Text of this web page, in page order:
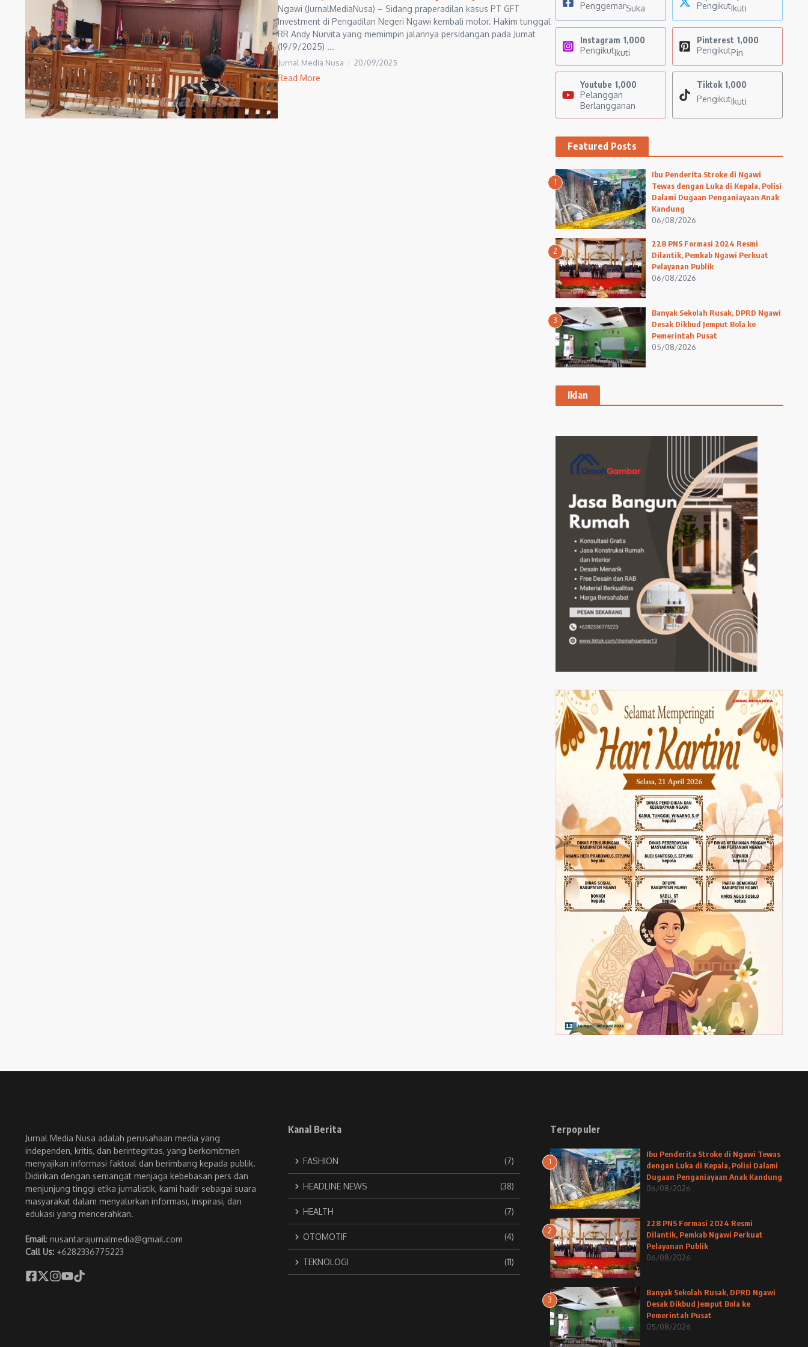
Ngawi (JurnalMediaNusa) – Sidang praperadilan kasus PT GFT
Investment di Pengadilan Negeri Ngawi kembali molor. Hakim tunggal
RR Andy Nurvita yang memimpin jalannya persidangan pada Jumat
(19/9/2025) ...
Jurnal Media Nusa 20/09/2025
Read More
PenggemarSuka
PengikutIkuti
Instagram 1,000
PengikutIkuti
Pinterest 1,000
PengikutPin
Youtube 1,000
Pelanggan
Berlangganan
Tiktok 1,000
PengikutIkuti
Featured Posts
1
Ibu Penderita Stroke di Ngawi
Tewas dengan Luka di Kepala, Polisi
Dalami Dugaan Penganiayaan Anak
Kandung
06/08/2026
2
228 PNS Formasi 2024 Resmi
Dilantik, Pemkab Ngawi Perkuat
Pelayanan Publik
06/08/2026
3
Banyak Sekolah Rusak, DPRD Ngawi
Desak Dikbud Jemput Bola ke
Pemerintah Pusat
05/08/2026
Iklan
Jurnal Media Nusa adalah perusahaan media yang
independen, kritis, dan berintegritas, yang berkomitmen
menyajikan informasi faktual dan berimbang kepada publik.
Didirikan dengan semangat menjaga kebebasan pers dan
menjunjung tinggi etika jurnalistik, kami hadir sebagai suara
masyarakat dalam menyalurkan informasi, inspirasi, dan
edukasi yang mencerahkan.
Email: nusantarajurnalmedia@gmail.com
Call Us: +6282336775223
Kanal Berita
FASHION (7)
HEADLINE NEWS (38)
HEALTH (7)
OTOMOTIF (4)
TEKNOLOGI (11)
Terpopuler
1
Ibu Penderita Stroke di Ngawi Tewas
dengan Luka di Kepala, Polisi Dalami
Dugaan Penganiayaan Anak Kandung
06/08/2026
2
228 PNS Formasi 2024 Resmi
Dilantik, Pemkab Ngawi Perkuat
Pelayanan Publik
06/08/2026
3
Banyak Sekolah Rusak, DPRD Ngawi
Desak Dikbud Jemput Bola ke
Pemerintah Pusat
05/08/2026